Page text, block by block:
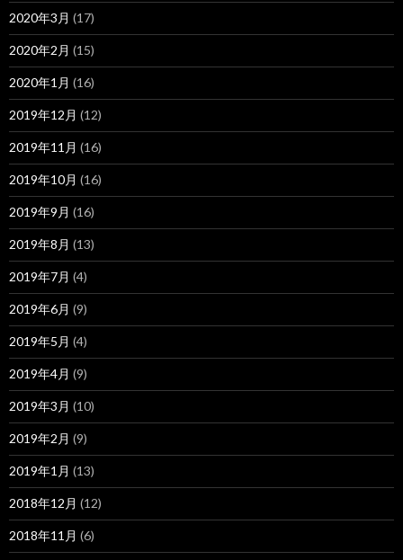
2020年3月 (17)
2020年2月 (15)
2020年1月 (16)
2019年12月 (12)
2019年11月 (16)
2019年10月 (16)
2019年9月 (16)
2019年8月 (13)
2019年7月 (4)
2019年6月 (9)
2019年5月 (4)
2019年4月 (9)
2019年3月 (10)
2019年2月 (9)
2019年1月 (13)
2018年12月 (12)
2018年11月 (6)